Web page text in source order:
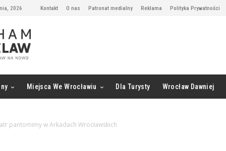
2026 Kontakt O nas Patronat medialny Reklama Polityka Prywatności
Miejsca We Wrocławiu Dla Turysty Wrocław Dawniej
pantomimy w Arkadach Wrocławskich